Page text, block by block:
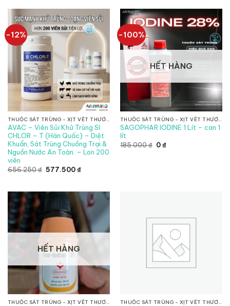
387.200 ₫.
-12%
THUỐC SÁT TRÙNG - XỊT VẾT THƯƠNG
AVAC – Viên Sủi Khử Trùng SI
CHLOR – T (Hàn Quốc) – Diệt
Khuẩn, Sát Trùng Chuồng Trại &
Nguồn Nước An Toàn. – Lon 200
viên
656.250₫ Giá
577.500₫Giá
577.500 ₫.
-100%
HẾT HÀNG
THUỐC SÁT TRÙNG - XỊT VẾT THƯƠNG
SAGOPHAR IODINE 1 Lít – can 1
lít
185.000₫ Giá
0₫Giá
HẾT HÀNG
THUỐC SÁT TRÙNG - XỊT VẾT THƯƠNG THUỐC SÁT TRÙNG - XỊT VẾT THƯƠNG